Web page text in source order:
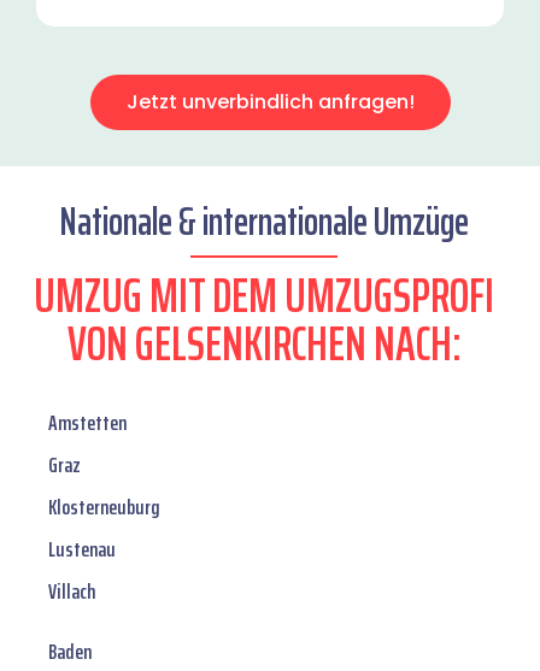
Jetzt unverbindlich anfragen!
Nationale & internationale Umzüge
UMZUG MIT DEM UMZUGSPROFI
VON GELSENKIRCHEN NACH:
Amstetten
Graz
Klosterneuburg
Lustenau
Villach
Baden